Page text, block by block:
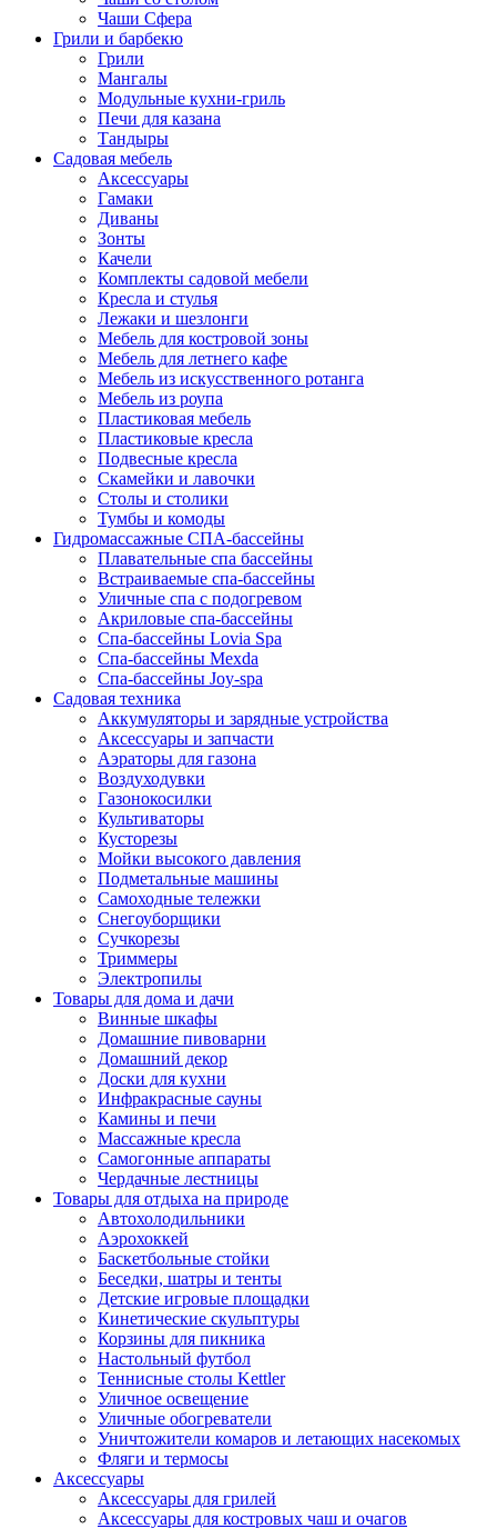
Чаши Сфера
Грили и барбекю
Грили
Мангалы
Модульные кухни-гриль
Печи для казана
Тандыры
Садовая мебель
Аксессуары
Гамаки
Диваны
Зонты
Качели
Комплекты садовой мебели
Кресла и стулья
Лежаки и шезлонги
Мебель для костровой зоны
Мебель для летнего кафе
Мебель из искусственного ротанга
Мебель из роупа
Пластиковая мебель
Пластиковые кресла
Подвесные кресла
Скамейки и лавочки
Столы и столики
Тумбы и комоды
Гидромассажные СПА-бассейны
Плавательные спа бассейны
Встраиваемые спа-бассейны
Уличные спа с подогревом
Акриловые спа-бассейны
Спа-бассейны Lovia Spa
Спа-бассейны Mexda
Спа-бассейны Joy-spa
Садовая техника
Аккумуляторы и зарядные устройства
Аксессуары и запчасти
Аэраторы для газона
Воздуходувки
Газонокосилки
Культиваторы
Кусторезы
Мойки высокого давления
Подметальные машины
Самоходные тележки
Снегоуборщики
Сучкорезы
Триммеры
Электропилы
Товары для дома и дачи
Винные шкафы
Домашние пивоварни
Домашний декор
Доски для кухни
Инфракрасные сауны
Камины и печи
Массажные кресла
Самогонные аппараты
Чердачные лестницы
Товары для отдыха на природе
Автохолодильники
Аэрохоккей
Баскетбольные стойки
Беседки, шатры и тенты
Детские игровые площадки
Кинетические скульптуры
Корзины для пикника
Настольный футбол
Теннисные столы Kettler
Уличное освещение
Уличные обогреватели
Уничтожители комаров и летающих насекомых
Фляги и термосы
Аксессуары
Аксессуары для грилей
Аксессуары для костровых чаш и очагов